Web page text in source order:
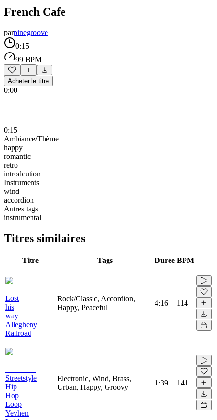
French Cafe
parpinegroove
0:15
99 BPM
Acheter le titre
0:00
0:15
Ambiance/Thème
happy
romantic
retro
introdcution
Instruments
wind
accordion
Autres tags
instrumental
Titres similaires
Titre Tags Durée BPM
Lost
his
way
Allegheny
Railroad
Rock/Classic, Accordion,
Happy, Peaceful
4:16 114
Streetstyle
Hip
Hop
Loop
Yevhen
Electronic, Wind, Brass,
Urban, Happy, Groovy
1:39 141